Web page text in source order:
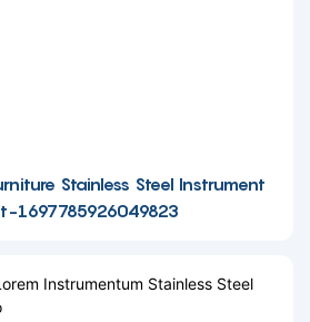
Stainless Steel Instrument
1697785926049823